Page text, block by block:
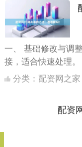
一、 基础修改与调
接，适合快速处理
倾向于使用长度均
分类： 配资网之家
配资